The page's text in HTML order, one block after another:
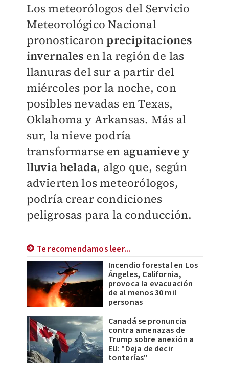
Los meteorólogos del Servicio
Meteorológico Nacional
pronosticaronprecipitaciones
invernales en la región de las
llanuras del sur a partir del
miércoles por la noche, con
posibles nevadas en Texas,
Oklahoma y Arkansas. Más al
sur, la nieve podría
transformarse en aguanieve y
lluvia helada, algo que, según
advierten los meteorólogos,
podría crear condiciones
peligrosas para la conducción.
Te recomendamos leer...
Incendio forestal en Los
Ángeles, California,
provoca la evacuación
de al menos 30 mil
personas
Canadá se pronuncia
contra amenazas de
Trump sobre anexión a
EU: "Deja de decir
tonterías"